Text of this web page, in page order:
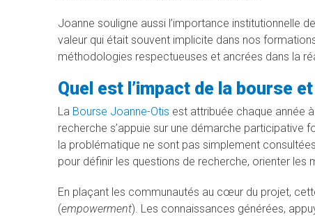
Joanne souligne aussi l’importance institutionnelle
valeur qui était souvent implicite dans nos
méthodologies respectueuses et ancrées dans la
Quel est l’impact de la bourse
La Bourse Joanne-Otis est attribuée chaque année
recherche s’appuie sur une démarche participative
la problématique ne sont pas simplement
pour définir les questions de recherche, orienter
En plaçant les communautés au cœur du projet,
(empowerment). Les connaissances générées,